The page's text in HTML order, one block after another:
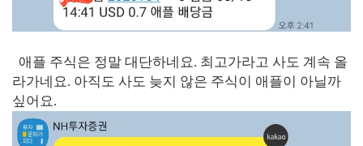
애플 주식은 정말 대단하네요. 최고가라고 사도 계속 올
라가네요. 아직도 사도 늦지 않은 주식이 애플이 아닐까
싶어요.